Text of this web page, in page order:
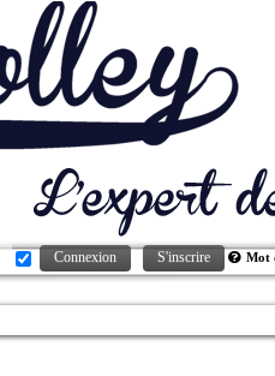
Connexion S'inscrire Mot